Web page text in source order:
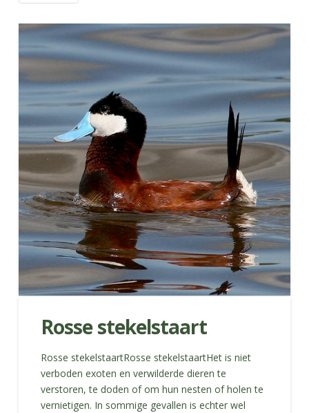
Rosse stekelstaart
Rosse stekelstaartRosse stekelstaartHet is niet
verboden exoten en verwilderde dieren te
verstoren, te doden of om hun nesten of holen te
vernietigen. In sommige gevallen is echter wel